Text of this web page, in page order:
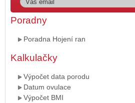
Poradny
Poradna Hojení ran
Kalkulačky
Výpočet data porodu
Datum ovulace
Výpočet BMI